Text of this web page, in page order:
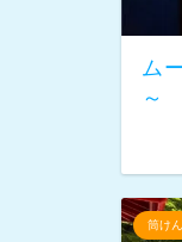
ム
～
筒け